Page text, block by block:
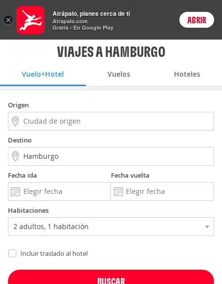
Vuelo+Hotel Login
VIAJES A HAMBURGO
Vuelo+Hotel Vuelos Hoteles
Origen
Destino
Fecha ida Fecha vuelta
Habitaciones
Incluir traslado al hotel
×
Atrápalo, planes cerca de ti
Atrapalo.com
Gratis - En Google Play
ABRIR